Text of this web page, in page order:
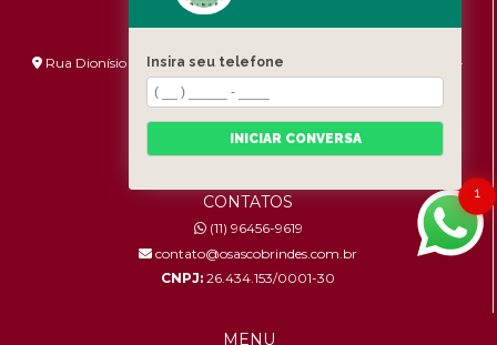
Rua Dionísio Bizarro, 233 - Umuarama - São Paulo - SP - 06036-
060
HORÁRIO DE ATENDIMENTO
Segunda à Sexta: 8:30h às 17:00h
CONTATOS
(11) 96456-9619
contato@osascobrindes.com.br
CNPJ: 26.434.153/0001-30
MENU
1
Insira seu telefone
INICIAR CONVERSA